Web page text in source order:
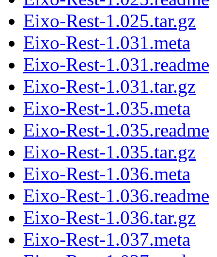
Eixo-Rest-1.025.tar.gz
Eixo-Rest-1.031.meta
Eixo-Rest-1.031.readme
Eixo-Rest-1.031.tar.gz
Eixo-Rest-1.035.meta
Eixo-Rest-1.035.readme
Eixo-Rest-1.035.tar.gz
Eixo-Rest-1.036.meta
Eixo-Rest-1.036.readme
Eixo-Rest-1.036.tar.gz
Eixo-Rest-1.037.meta